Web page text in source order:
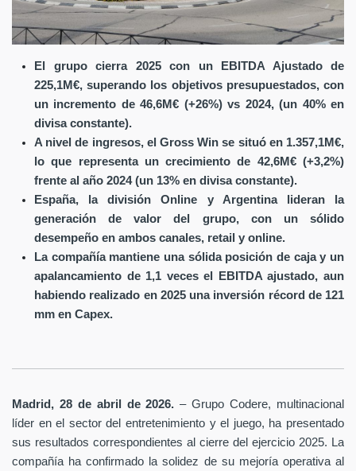
El grupo cierra 2025 con un EBITDA Ajustado de
225,1M€, superando los objetivos presupuestados, con
un incremento de 46,6M€ (+26%) vs 2024, (un 40% en
divisa constante).
A nivel de ingresos, el Gross Win se situó en 1.357,1M€,
lo que representa un crecimiento de 42,6M€ (+3,2%)
frente al año 2024 (un 13% en divisa constante).
España, la división Online y Argentina lideran la
generación de valor del grupo, con un sólido
desempeño en ambos canales, retail y online.
La compañía mantiene una sólida posición de caja y un
apalancamiento de 1,1 veces el EBITDA ajustado, aun
habiendo realizado en 2025 una inversión récord de 121
mm en Capex.
Madrid, 28 de abril de 2026. – Grupo Codere, multinacional
líder en el sector del entretenimiento y el juego, ha presentado
sus resultados correspondientes al cierre del ejercicio 2025. La
compañía ha confirmado la solidez de su mejoría operativa al